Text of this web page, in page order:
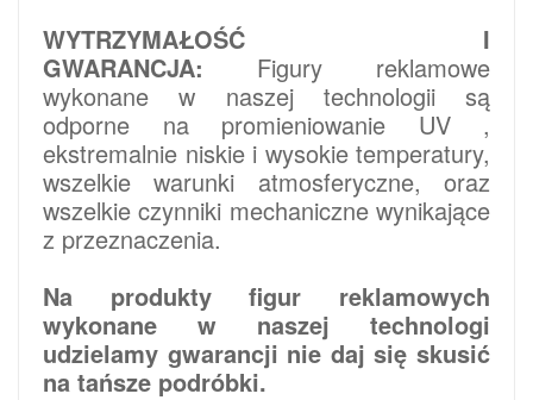
WYTRZYMAŁOŚĆ I
GWARANCJA: Figury reklamowe
wykonane w naszej technologii są
odporne na promieniowanie UV ,
ekstremalnie niskie i wysokie temperatury,
wszelkie warunki atmosferyczne, oraz
wszelkie czynniki mechaniczne wynikające
z przeznaczenia.
Na produkty figur reklamowych
wykonane w naszej technologi
udzielamy gwarancji nie daj się skusić
na tańsze podróbki.